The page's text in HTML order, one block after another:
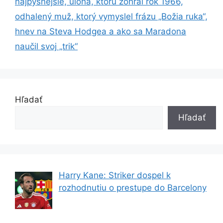
odhalený muž, ktorý vymyslel frázu „Božia ruka“,
hnev na Steva Hodgea a ako sa Maradona
naučil svoj „trik“
Hľadať
Hľadať
Harry Kane: Striker dospel k
rozhodnutiu o prestupe do Barcelony